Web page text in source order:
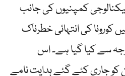
کمپنیوں کی جانب
کی انتہائی خطرناک
سے کیا گیا ہے۔ اس
جاری کئے گئے ہدایت نامے